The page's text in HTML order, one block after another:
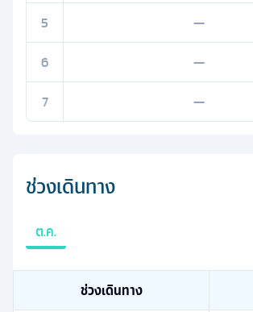
5
—
6
—
7
—
ช่วงเดินทาง
ต.ค.
ช่วงเดินทาง